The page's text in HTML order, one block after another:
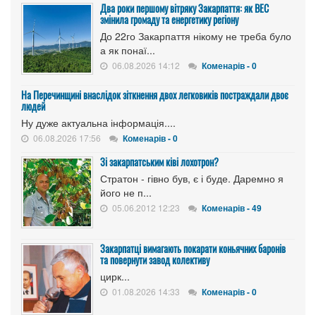
Два роки першому вітряку Закарпаття: як ВЕС
змінила громаду та енергетику регіону
До 22го Закарпаття нікому не треба було
а як понаї...
06.08.2026 14:12 Коменарів - 0
На Перечинщині внаслідок зіткнення двох легковиків постраждали двоє
людей
Ну дуже актуальна інформація....
06.08.2026 17:56 Коменарів - 0
Зі закарпатським ківі лохотрон?
Стратон - гівно був, є і буде. Даремно я
його не п...
05.06.2012 12:23 Коменарів - 49
Закарпатці вимагають покарати коньячних баронів
та повернути завод колективу
цирк...
01.08.2026 14:33 Коменарів - 0